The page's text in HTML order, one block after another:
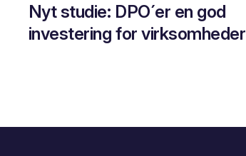
Nyt studie: DPO´er en god
investering for virksomheder